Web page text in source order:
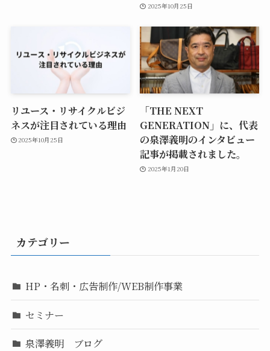
2025年10月25日
リユース・リサイクルビジ
ネスが注目されている理由
2025年10月25日
「THE NEXT
GENERATION」に、代表
の泉澤義明のインタビュー
記事が掲載されました。
2025年1月20日
カテゴリー
HP・名刺・広告制作/WEB制作事業
セミナー
泉澤義明 ブログ